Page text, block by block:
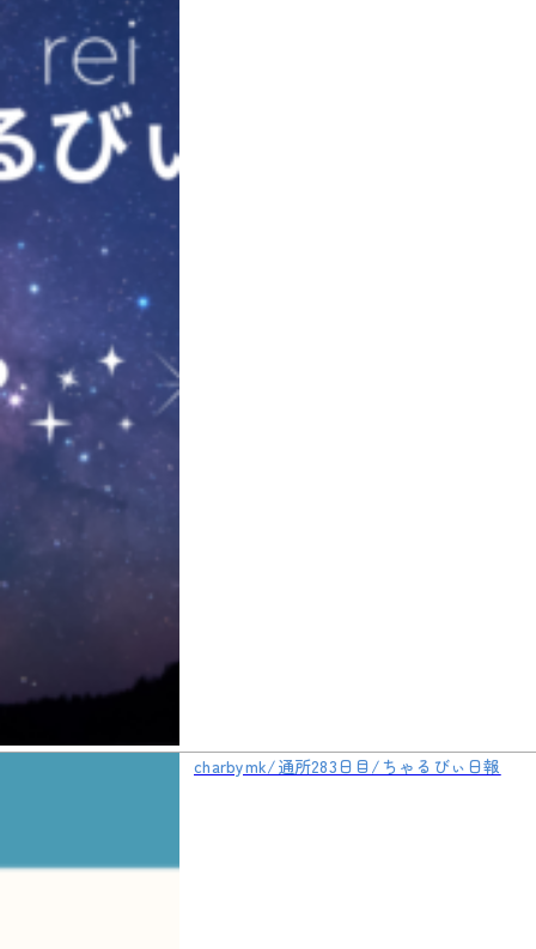
charbymk/通所283日目/ちゃるびぃ日報